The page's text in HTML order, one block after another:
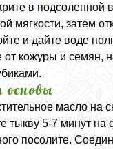
в подсоленной
мягкости, затем
и дайте воде
от кожуры и семян,
основы
масло на
тыкву 5-7 минут на
посолите.